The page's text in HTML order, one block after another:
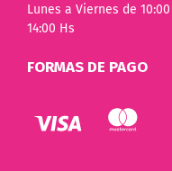
Lunes a Viernes de
14:00 Hs
FORMAS DE PAGO